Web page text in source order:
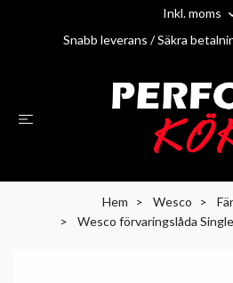
Inkl. moms
Snabb leverans / Säkra
Hem Wesco
Wesco förvaringslåda